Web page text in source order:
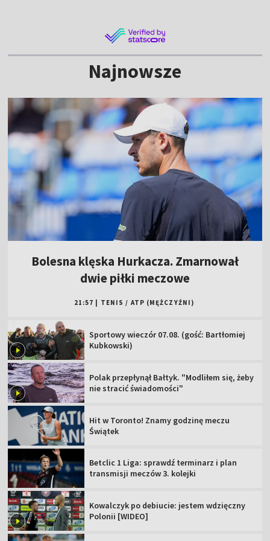
Najnowsze
Bolesna klęska Hurkacza. Zmarnował
dwie piłki meczowe
21:57 TENIS / ATP (MĘŻCZYŹNI)
Sportowy wieczór 07.08. (gość: Bartłomiej
Kubkowski)
Polak przepłynął Bałtyk. "Modliłem się, żeby
nie stracić świadomości"
Hit w Toronto! Znamy godzinę meczu
Świątek
Betclic 1 Liga: sprawdź terminarz i plan
transmisji meczów 3. kolejki
Kowalczyk po debiucie: jestem wdzięczny
Polonii [WIDEO]